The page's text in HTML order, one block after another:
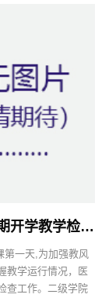
开学第一周 | 医药工程学院开展新学期开学教学检查工作
第一天,为加强教风
教学运行情况，医
查工作。二级学院